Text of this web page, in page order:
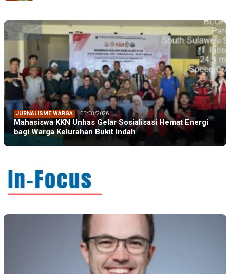
JURNALISME WARGA 03/08/2026
Mahasiswa KKN Unhas Gelar Sosialisasi Hemat Energi
bagi Warga Kelurahan Bukit Indah